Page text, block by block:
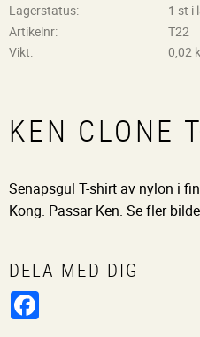
Lagerstatus
1 st i
Artikelnr
T22
Vikt
0,02
KEN CLONE
Senapsgul T-shirt av nylon i
Kong. Passar Ken. Se fler
DELA MED DIG